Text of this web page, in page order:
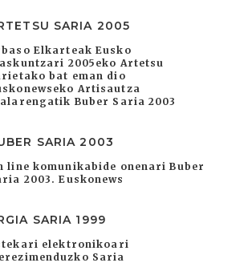
SARIA 2005
Elkarteak Eusko
2005eko Artetsu
bat eman dio
Artisautza
Buber Saria 2003
SARIA 2003
line komunikabide onenari Buber
2003. Euskonews
SARIA 1999
elektronikoari
Saria